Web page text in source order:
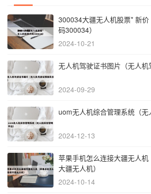
300034大疆无人机股票* 新
码300034）
2024-10-21
无人机驾驶证书图片（无人机
2024-09-29
uom无人机综合管理系统（无
2024-12-13
苹果手机怎么连接大疆无人
大疆无人机）
2024-10-14